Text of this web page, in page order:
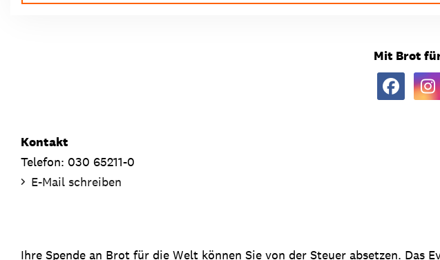
Mit Brot
Kontakt
Telefon: 030 65211-0
E-Mail schreiben
Ihre Spende an Brot für die Welt können Sie von der Steuer absetzen.